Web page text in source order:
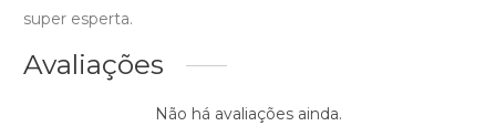
super esperta.
Avaliações
Não há avaliações ainda.